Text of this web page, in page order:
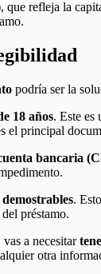
, que refleja la
podría ser la
18 años. Este es
el principal
bancaria
.
préstamo.
a necesitar
otra